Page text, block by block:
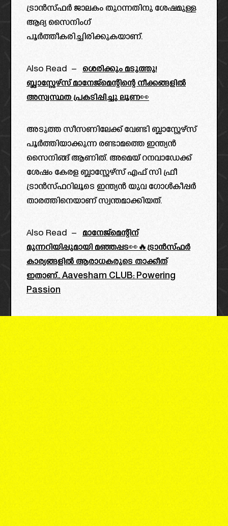
ട്രാൻസ്ഫർ ജാലകം തുറന്നതിനു ശേഷമുള്ള
ആദ്യ സൈനിംഗ്
പൂർത്തീകരിച്ചിരിക്കുകയാണ്.
Also Read – ശെരിക്കും മടുത്തു!
ബ്ലാസ്റ്റേഴ്‌സ് മാനേജ്മെന്റിന്റെ നീക്കങ്ങളിൽ
അസ്വസ്ഥത പ്രകടിപ്പിച്ചു ലൂണ👀
അടുത്ത സീസണിലേക്ക് വേണ്ടി ബ്ലാസ്റ്റേഴ്സ്
പൂർത്തിയാക്കുന്ന രണ്ടാമത്തെ ഇന്ത്യൻ
സൈനിങ്ങ് ആണിത്. അമെയ് റനവാഡേക്ക്‌
ശേഷം കേരള ബ്ലാസ്റ്റേഴ്‌സ് എഫ് സി ഫ്രീ
ട്രാൻസ്ഫറിലൂടെ ഇന്ത്യൻ യുവ ഗോൾകീപ്പർ
താരത്തിനെയാണ് സ്വന്തമാക്കിയത്.
Also Read – മാനേജ്മെന്റിന്
മുന്നറിയിപ്പുമായി മഞ്ഞപ്പട👀🔥ട്രാൻസ്ഫർ
കാര്യങ്ങളിൽ ആരാധകരുടെ താക്കീത്
ഇതാണ്.. Aavesham CLUB: Powering
Passion